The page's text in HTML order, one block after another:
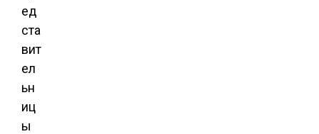
ед
ста
вит
ел
ьн
иц
ы